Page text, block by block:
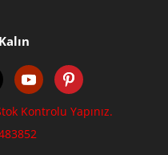
Kontrolu Yapınız.